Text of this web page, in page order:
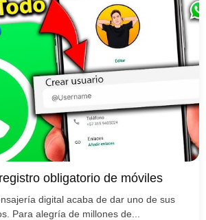
obligatorio de móviles
digital acaba de dar uno de sus
Para alegría de millones de...